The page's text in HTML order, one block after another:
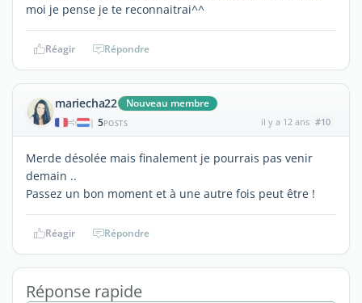
moi je pense je te reconnaitrai^^
Réagir Répondre
mariecha22 Nouveau membre
| 5POSTS il y a 12 ans #10
Merde désolée mais finalement je pourrais pas venir
demain ..
Passez un bon moment et à une autre fois peut être !
Réagir Répondre
Réponse rapide